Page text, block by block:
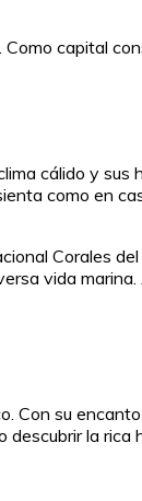
capital
cálido y sus
como en
Corales
vida
Con su
la rica